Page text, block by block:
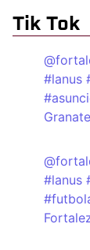
Tik Tok
#lanus
Granate
#lanus